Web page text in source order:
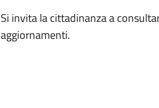
Si invita la cittadinanza a
aggiornamenti.